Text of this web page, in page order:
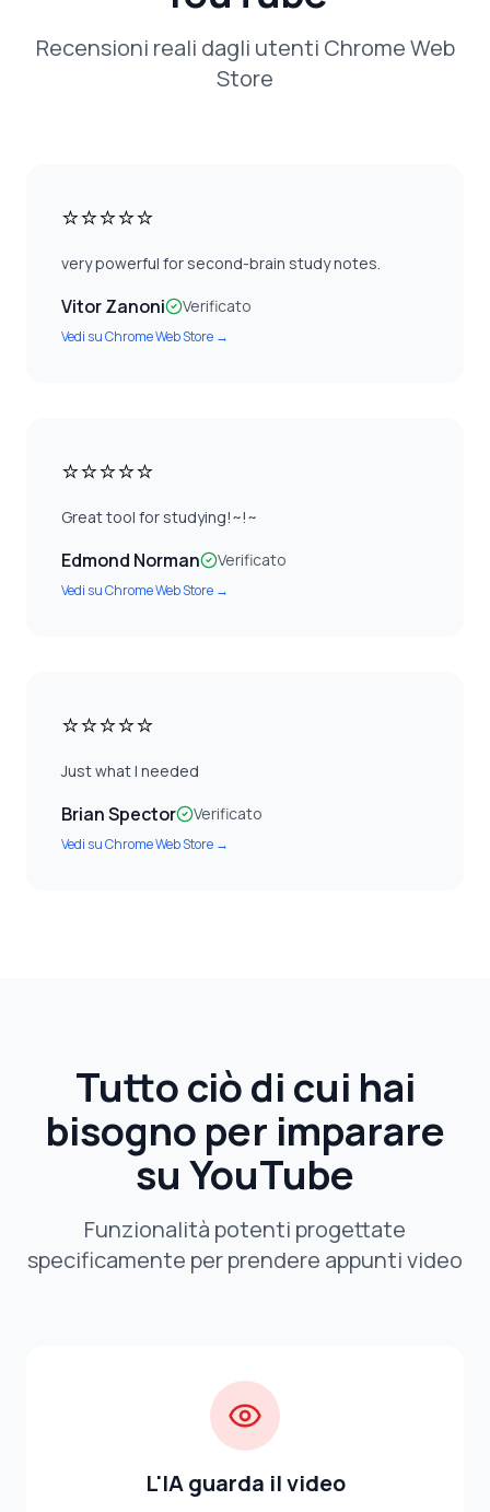
Recensioni reali dagli utenti Chrome Web
Store
⭐⭐⭐⭐⭐
very powerful for second-brain study notes.
Vitor Zanoni Verificato
Vedi suChrome Web Store →
⭐⭐⭐⭐⭐
Great tool for studying!~!~
Edmond Norman Verificato
Vedi suChrome Web Store →
⭐⭐⭐⭐⭐
Just what I needed
Brian Spector Verificato
Vedi suChrome Web Store →
Tutto ciò di cui hai
bisogno per imparare
su YouTube
Funzionalità potenti progettate
specificamente per prendere appunti video
L'IA guarda il video